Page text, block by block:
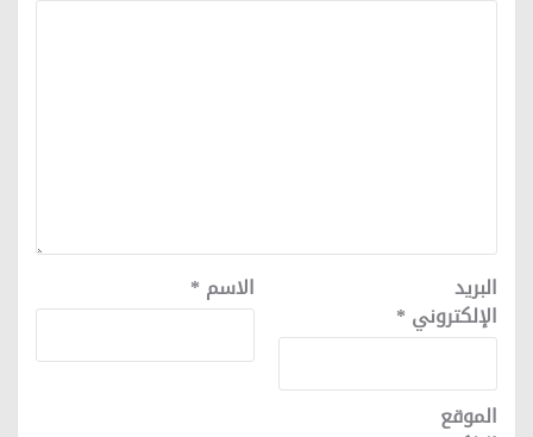
الاسم * البريد
الإلكتروني *
الموقع